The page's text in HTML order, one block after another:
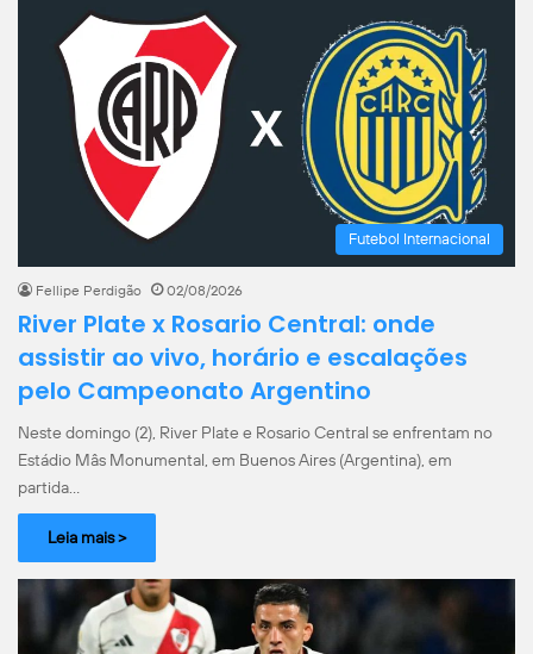
Futebol Internacional
Fellipe Perdigão 02/08/2026
River Plate x Rosario Central: onde
assistir ao vivo, horário e escalações
pelo Campeonato Argentino
Neste domingo (2), River Plate e Rosario Central se enfrentam no
Estádio Mâs Monumental, em Buenos Aires (Argentina), em
partida…
Leia mais >